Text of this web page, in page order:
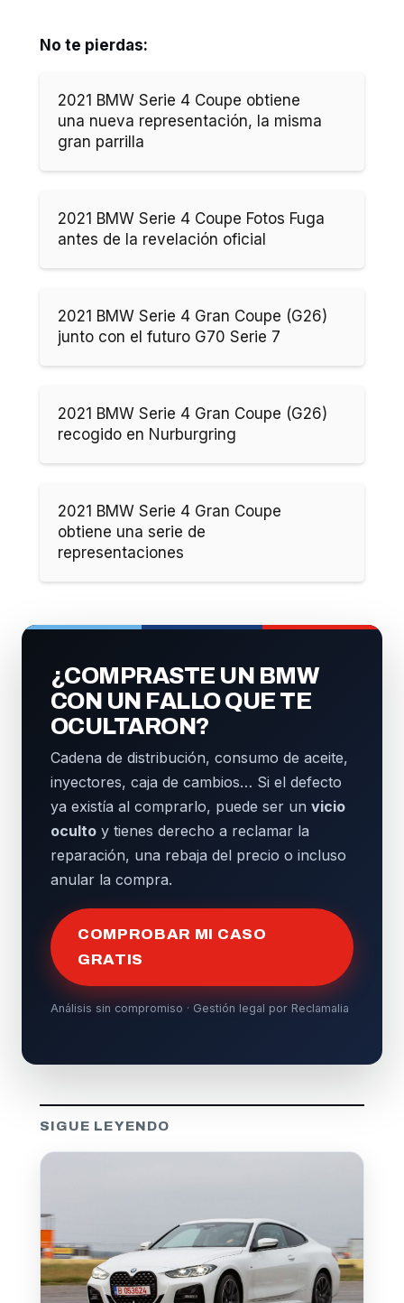
No te pierdas:
2021 BMW Serie 4 Coupe obtiene
una nueva representación, la misma
gran parrilla
2021 BMW Serie 4 Coupe Fotos Fuga
antes de la revelación oficial
2021 BMW Serie 4 Gran Coupe (G26)
junto con el futuro G70 Serie 7
2021 BMW Serie 4 Gran Coupe (G26)
recogido en Nurburgring
2021 BMW Serie 4 Gran Coupe
obtiene una serie de
representaciones
¿COMPRASTE UN BMW
CON UN FALLO QUE TE
OCULTARON?
Cadena de distribución, consumo de aceite,
inyectores, caja de cambios… Si el defecto
ya existía al comprarlo, puede ser un vicio
oculto y tienes derecho a reclamar la
reparación, una rebaja del precio o incluso
anular la compra.
COMPROBAR MI CASO
GRATIS
Análisis sin compromiso · Gestión legal por Reclamalia
SIGUE LEYENDO